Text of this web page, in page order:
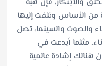
والابتكار، فإنّ هبة
من الأساس وتلفت إليها
والصوت والسينما، تصل
مثلما أبدعت في
هنالك إشادة عالمية